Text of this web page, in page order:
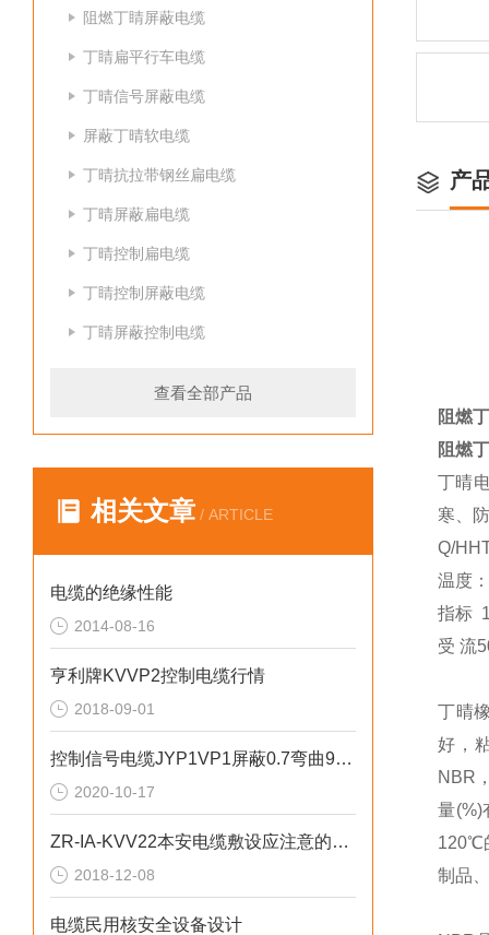
阻燃丁睛屏蔽电缆
丁睛扁平行车电缆
丁晴信号屏蔽电缆
屏蔽丁晴软电缆
丁晴抗拉带钢丝扁电缆
丁晴屏蔽扁电缆
丁晴控制扁电缆
丁睛控制屏蔽电缆
丁睛屏蔽控制电缆
查看全部产品
相关文章 / ARTICLE
电缆的绝缘性能
2014-08-16
亨利牌KVVP2控制电缆行情
2018-09-01
控制信号电缆JYP1VP1屏蔽0.7弯曲90度
2020-10-17
ZR-IA-KVV22本安电缆敷设应注意的问题
2018-12-08
电缆民用核安全设备设计
产
阻燃
阻燃
丁晴
寒、
Q/
温度
指标
受 流
丁晴
好，
NBR
量(%)
120℃
制品